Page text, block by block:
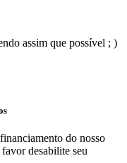
assim que possível ; )
do nosso
desabilite seu